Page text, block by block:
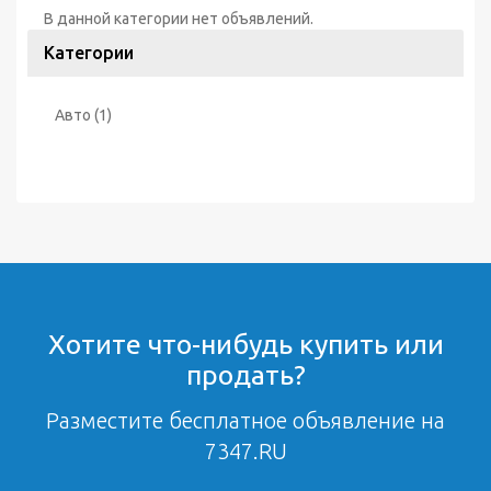
В данной категории нет объявлений.
Категории
Авто (1)
Хотите что-нибудь купить или
продать?
Разместите бесплатное объявление на
7347.RU